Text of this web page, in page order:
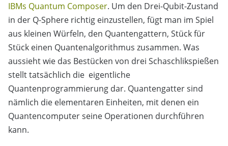
IBMs Quantum Composer. Um den Drei-Qubit-Zustand
in der Q-Sphere richtig einzustellen, fügt man im Spiel
aus kleinen Würfeln, den Quantengattern, Stück für
Stück einen Quantenalgorithmus zusammen. Was
aussieht wie das Bestücken von drei Schaschlikspießen
stellt tatsächlich die eigentliche
Quantenprogrammierung dar. Quantengatter sind
nämlich die elementaren Einheiten, mit denen ein
Quantencomputer seine Operationen durchführen
kann.